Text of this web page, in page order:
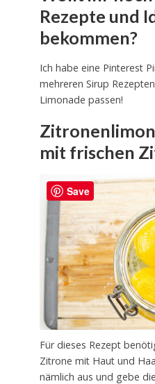
Rezepte und
bekommen?
Ich habe eine Pinterest
mehreren Sirup
Limonade passen!
mit frischen
Für dieses Rezept
Zitrone mit Haut und
nämlich aus und gebe
Save